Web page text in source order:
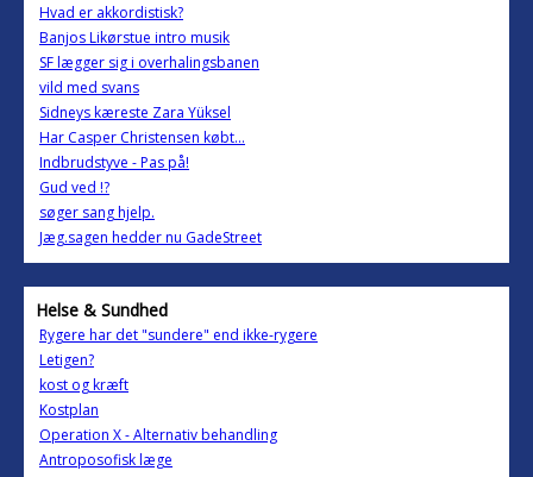
Hvad er akkordistisk?
Banjos Likørstue intro musik
SF lægger sig i overhalingsbanen
vild med svans
Sidneys kæreste Zara Yüksel
Har Casper Christensen købt...
Indbrudstyve - Pas på!
Gud ved !?
søger sang hjelp.
Jæg.sagen hedder nu GadeStreet
Helse & Sundhed
Rygere har det "sundere" end ikke-rygere
Letigen?
kost og kræft
Kostplan
Operation X - Alternativ behandling
Antroposofisk læge